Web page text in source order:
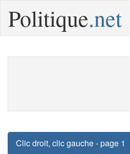
Politique.net
Clic droit, clic gauche - page 1